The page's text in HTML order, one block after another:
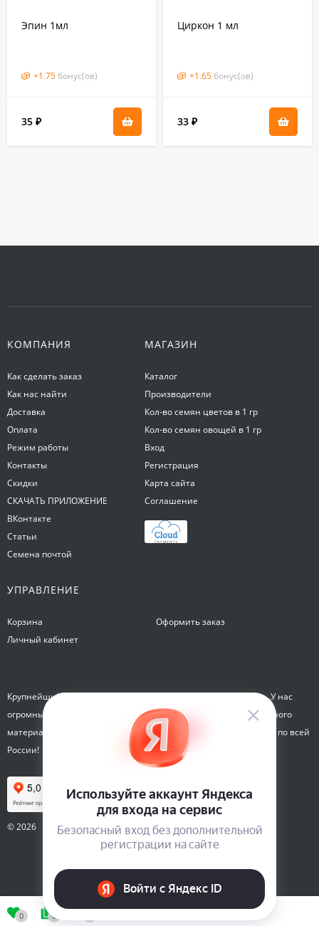
Эпин 1мл
+1.75 бонус(ов)
35 ₽
Циркон 1 мл
+1.65 бонус(ов)
33 ₽
КОМПАНИЯ
Как сделать заказ
Как нас найти
Доставка
Оплата
Режим работы
Контакты
Скидки
СКАЧАТЬ ПРИЛОЖЕНИЕ
ВКонтакте
Статьи
Семена почтой
МАГАЗИН
Каталог
Производители
Кол-во семян цветов в 1 гр
Кол-во семян овощей в 1 гр
Вход
Регистрация
Карта сайта
Соглашение
УПРАВЛЕНИЕ
Корзина
Личный кабинет
Оформить заказ
Крупнейший интернет-магазин семян Семена на Яблочкова. У нас
огромный каталог семян, растений, луковиц цветов и посадочного
материала. Здесь вы можете купить семена почтой и курьером по всей
России!
© 2026
0 0